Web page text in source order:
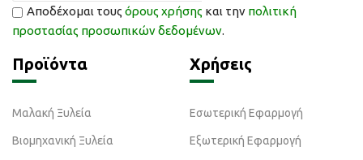
Αποδέχομαι τους όρους χρήσης και την πολιτική
προστασίας προσωπικών δεδομένων.
Προϊόντα
Μαλακή Ξυλεία
Βιομηχανική Ξυλεία
Χρήσεις
Εσωτερική Εφαρμογή
Εξωτερική Εφαρμογή